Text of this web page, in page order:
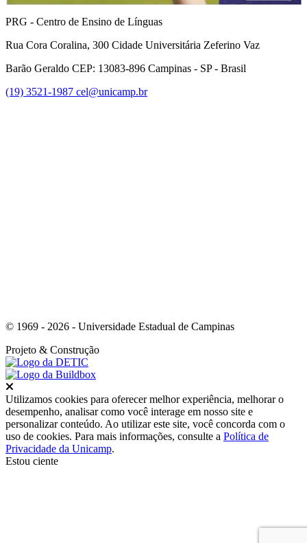
PRG - Centro de Ensino de Línguas
Rua Cora Coralina, 300 Cidade Universitária Zeferino Vaz
Barão Geraldo CEP: 13083-896 Campinas - SP - Brasil
(19) 3521-1987 cel@unicamp.br
© 1969 - 2026 - Universidade Estadual de Campinas
Projeto & Construção
Utilizamos cookies para oferecer melhor experiência, melhorar o
desempenho, analisar como você interage em nosso site e
personalizar conteúdo. Ao utilizar este site, você concorda com o
uso de cookies. Para mais informações, consulte a Política de
Privacidade da Unicamp.
Estou ciente